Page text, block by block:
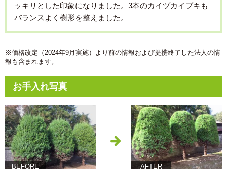
ッキリとした印象になりました。3本のカイヅカイブキも
バランスよく樹形を整えました。
※価格改定（2024年9月実施）より前の情報および提携終了した法人の情
報も含まれます。
お手入れ写真
BEFORE AFTER